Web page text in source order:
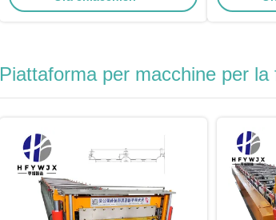
Piattaforma per macchine per